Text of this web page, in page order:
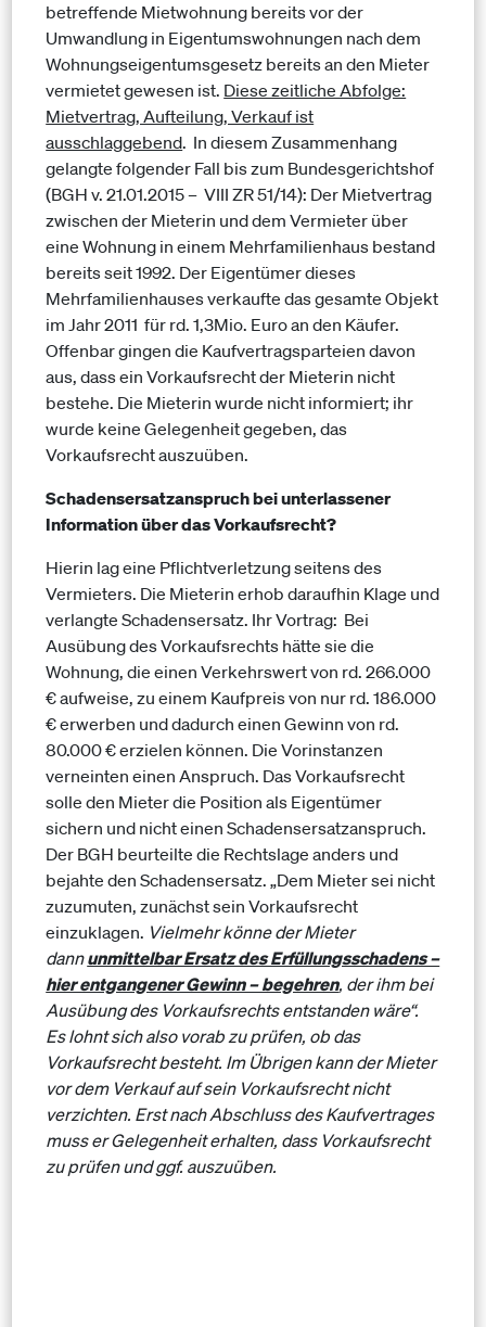
betreffende Mietwohnung bereits vor der
Umwandlung in Eigentumswohnungen nach dem
Wohnungseigentumsgesetz bereits an den Mieter
vermietet gewesen ist. Diese zeitliche Abfolge:
Mietvertrag, Aufteilung, Verkauf ist
ausschlaggebend. In diesem Zusammenhang
gelangte folgender Fall bis zum Bundesgerichtshof
(BGH v. 21.01.2015 – VIII ZR 51/14): Der Mietvertrag
zwischen der Mieterin und dem Vermieter über
eine Wohnung in einem Mehrfamilienhaus bestand
bereits seit 1992. Der Eigentümer dieses
Mehrfamilienhauses verkaufte das gesamte Objekt
im Jahr 2011 für rd. 1,3Mio. Euro an den Käufer.
Offenbar gingen die Kaufvertragsparteien davon
aus, dass ein Vorkaufsrecht der Mieterin nicht
bestehe. Die Mieterin wurde nicht informiert; ihr
wurde keine Gelegenheit gegeben, das
Vorkaufsrecht auszuüben.
Schadensersatzanspruch bei unterlassener
Information über das Vorkaufsrecht?
Hierin lag eine Pflichtverletzung seitens des
Vermieters. Die Mieterin erhob daraufhin Klage und
verlangte Schadensersatz. Ihr Vortrag: Bei
Ausübung des Vorkaufsrechts hätte sie die
Wohnung, die einen Verkehrswert von rd. 266.000
€ aufweise, zu einem Kaufpreis von nur rd. 186.000
€ erwerben und dadurch einen Gewinn von rd.
80.000 € erzielen können. Die Vorinstanzen
verneinten einen Anspruch. Das Vorkaufsrecht
solle den Mieter die Position als Eigentümer
sichern und nicht einen Schadensersatzanspruch.
Der BGH beurteilte die Rechtslage anders und
bejahte den Schadensersatz. „Dem Mieter sei nicht
zuzumuten, zunächst sein Vorkaufsrecht
einzuklagen. Vielmehr könne der Mieter
dannunmittelbar Ersatz des Erfüllungsschadens –
hier entgangener Gewinn – begehren, der ihm bei
Ausübung des Vorkaufsrechts entstanden wäre“.
Es lohnt sich also vorab zu prüfen, ob das
Vorkaufsrecht besteht. Im Übrigen kann der Mieter
vor dem Verkauf auf sein Vorkaufsrecht nicht
verzichten. Erst nach Abschluss des Kaufvertrages
muss er Gelegenheit erhalten, dass Vorkaufsrecht
zu prüfen und ggf. auszuüben.